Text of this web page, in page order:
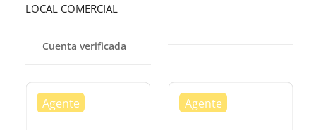
LOCAL COMERCIAL
Cuenta verificada